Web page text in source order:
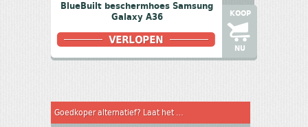
BlueBuilt beschermhoes Samsung
Galaxy A36
KOOP
NU
Goedkoper alternatief? Laat het weten aan andere koopjesjagers! In samenwerking met: